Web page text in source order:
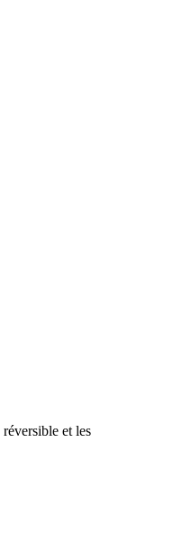
et les